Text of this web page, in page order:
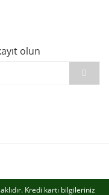
olun
Kredi kartı bilgileriniz